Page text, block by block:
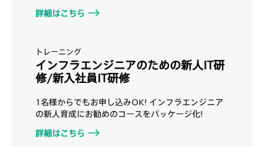
詳細はこちら
トレーニング
インフラエンジニアのための新人IT研
修/新入社員IT研修
1名様からでもお申し込みOK! インフラエンジニア
の新人育成にお勧めのコースをパッケージ化!
詳細はこちら